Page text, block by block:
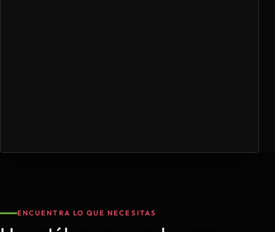
ENCUENTRA LO QUE NECESITAS